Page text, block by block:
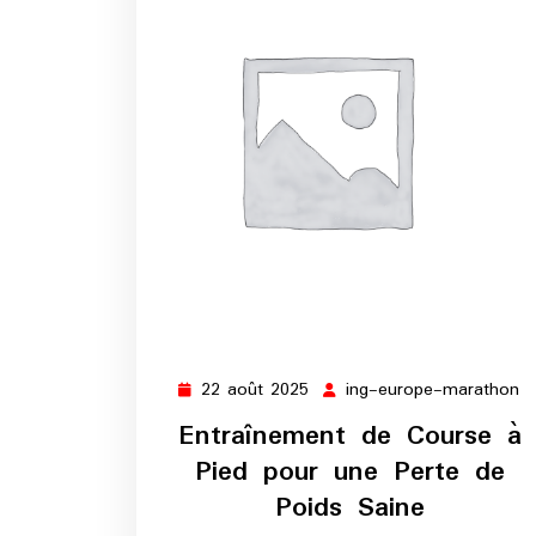
22 août 2025 22
août
2025
ing-europe-marathon
Entraînement de Course à
Pied pour une Perte de
Poids Saine